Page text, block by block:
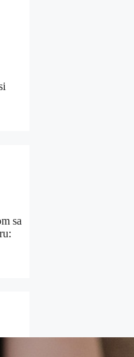
sa